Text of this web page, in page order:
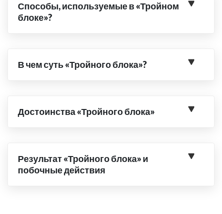
Способы, используемые в «Тройном
блоке»?
В чем суть «Тройного блока»?
Достоинства «Тройного блока»
Результат «Тройного блока» и
побочные действия